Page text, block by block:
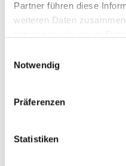
Partner führen diese
weiteren Daten
Notwendig
Präferenzen
Statistiken
Beschreibung